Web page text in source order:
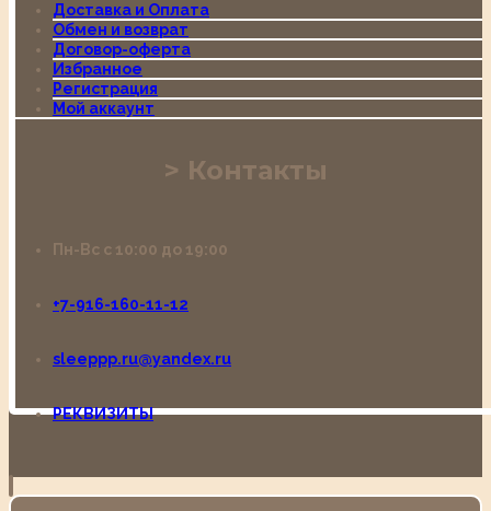
Доставка и Оплата
Обмен и возврат
Договор-оферта
Избранное
Регистрация
Мой аккаунт
Контакты
Пн-Вс с 10:00 до 19:00
+7-916-160-11-12
sleeppp.ru@yandex.ru
РЕКВИЗИТЫ